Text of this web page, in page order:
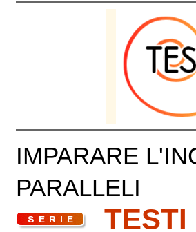
IMPARARE
PARALLELI